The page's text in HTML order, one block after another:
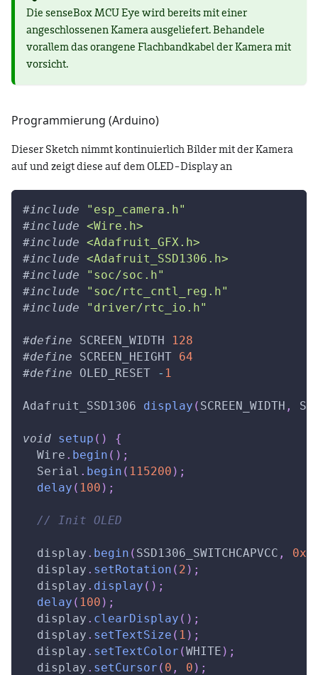
Die senseBox MCU Eye wird bereits mit einer
angeschlossenen Kamera ausgeliefert. Behandele
vorallem das orangene Flachbandkabel der Kamera mit
vorsicht.
Programmierung (Arduino)
Dieser Sketch nimmt kontinuierlich Bilder mit der Kamera
auf und zeigt diese auf dem OLED-Display an
#include
"esp_camera.h"
#include <Wire.h>
#include <Adafruit_GFX.h>
#include <Adafruit_SSD1306.h>
#include
"soc/soc.h"
#include
"soc/rtc_cntl_reg.h"
#include "driver/rtc_io.h"
#define SCREEN_WIDTH
128
#define SCREEN_HEIGHT 64
#define OLED_RESET - 1
Adafruit_SSD1306 display ( SCREEN_WIDTH ,
void setup ( )
{
  Wire
. begin ( ) ;
  Serial
. begin ( 115200 ) ;
delay ( 100 ) ;
// Init OLED
  display
. begin ( SSD1306_SWITCHCAPVCC ,
  display
. setRotation ( 2 ) ;
  display
. display ( ) ;
delay ( 100 ) ;
  display
. clearDisplay ( ) ;
  display
. setTextSize ( 1 ) ;
  display
. setTextColor (WHITE ) ;
  display
. setCursor ( 0 , 0 ) ;